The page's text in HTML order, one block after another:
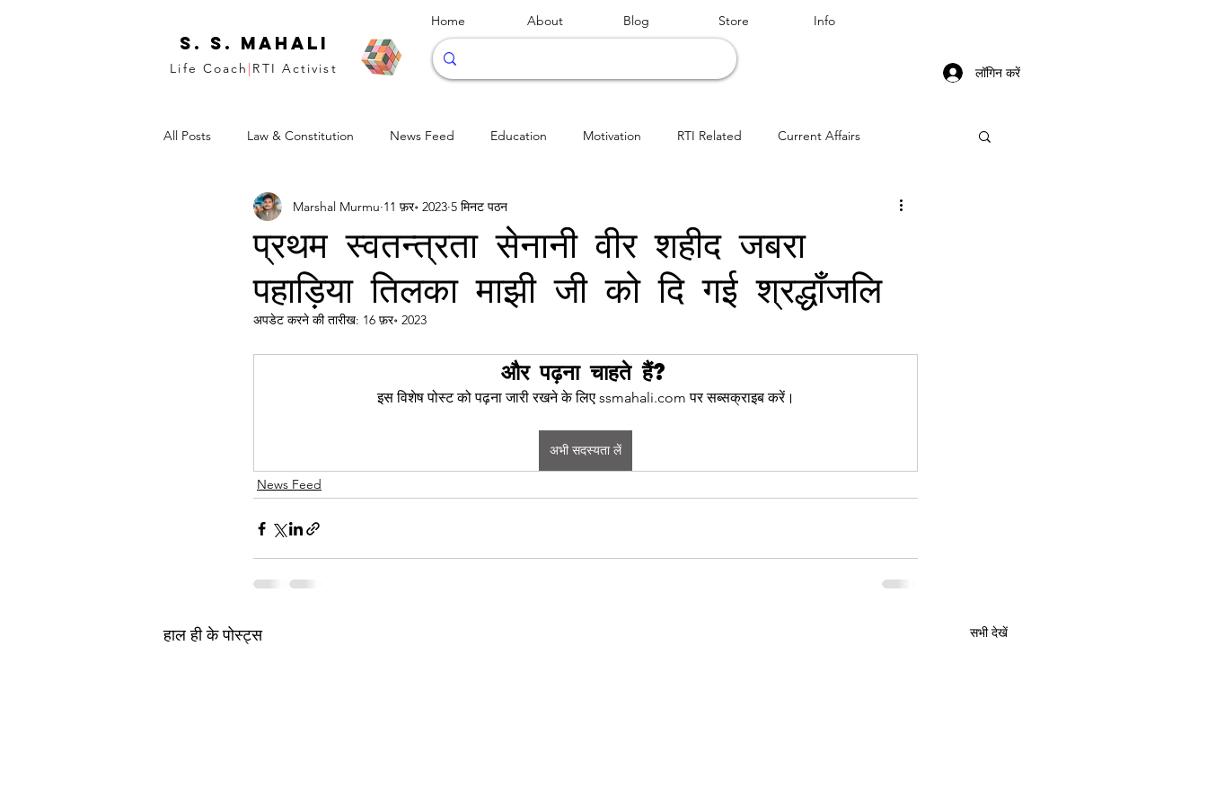
S. S. Mahali
Life Coach | RTI Activist
Home About Blog Store Info
लॉगिन करें
All Posts Law & Constitution News Feed Education Motivation RTI Related Current Affairs
प्रथम स्वतन्त्रता सेनानी वीर शहीद जबरा
पहाड़िया तिलका माझी जी को दि गई श्रद्धॉंजलि
Marshal Murmu 11 फ़र॰ 2023 5 मिनट पठन
अपडेट करने की तारीख: 16 फ़र॰ 2023
और पढ़ना चाहते हैं?
इस विशेष पोस्ट को पढ़ना जारी रखने के लिए ssmahali.com पर सब्सक्राइब करें।
अभी सदस्यता लें
News Feed
हाल ही के पोस्ट्स सभी देखें